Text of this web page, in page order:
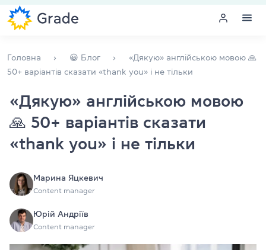
Навчання для викладачів
Англійська для компаній
Підготовка до іспитів
Більше про нас
Головна 😀 Блог
«Дякую» англійською мовою 🙏
50+ варіантів сказати «thank you» і не тільки
«Дякую» англійською мовою
🙏 50+ варіантів сказати
«thank you» і не тільки
Марина Яцкевич
Content manager
Юрій Андріїв
Content manager